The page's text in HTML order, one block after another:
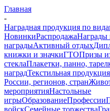
Главная
-
Наградная продукция по
НовинкиРаспродажаНаграды
наградыАктивный отдых
книжки и значкиГТОПризы
стеклаПлакетки, панно,
наградТекстильная продукция
России, регионов, стран
мероприятияНастольные
игрыОбразованиеПрофессии
войскСемейные торжества